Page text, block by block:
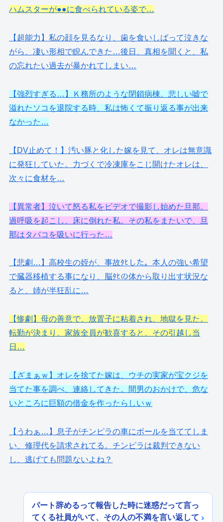
ハムスターが●●に食べられている姿で…
【超能力】私の顔を見るなり、歯を食いしばって泣きな
がら、凄い形相で睨んできた…後日、真相を聞くと、私
の忘れたい過去が暴かれてしまい…
【強烈すぎる…】Ｋ務所のような閉鎖病棟。悲しい嘘で
溢れたソコを退院する時、私は怖くて振り返る事が出来
なかった…
【DV止めて！】汚い豚と化した嫁を見て、オレは無意識
に発狂していた。力づくで冷凍庫をこじ開けたオレは、
次々に食材を…
【異常者】泣いて怒る私をビデオで撮影し始めた旦那。
過呼吸を起こし、床に倒れた私。その私をまたいで、旦
那はタバコを吸いに行った…
【悲劇…】高校生の姪が、事故ﾀﾋした。本人の強い希望
で臓器移植する事になり、脳ﾀﾋの体から取り出す状況な
ると、姉が半狂乱に…
【惨劇】母の善意で、放置子に粘着され、地獄を見た。
転勤が決まり、家族全員が歓喜すると、その引越し当
日…
【ざまぁｗ】オレを捨てた嫁は、ウチの実家が宝クジを
当てた事を調べ、連絡してきた。間男のおかけで、危な
いところに巨額の借金を作ったらしいｗ
【うわぁ…】息子がチンピラの車にボールを当ててしま
い、修理代を請求されてる。チンピラは裁判できない
し、逃げても問題ないよね？
パート辞めるって報告した時に迷惑だって言っ
てくる社員がいて、その人の不満を言い返して